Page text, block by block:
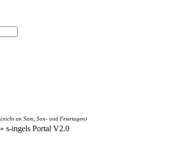
(nicht an Sam, Son- und Feiertagen)
» s-ingels Portal V2.0